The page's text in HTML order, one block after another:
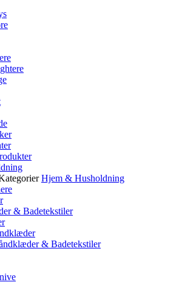
Hjem & Husholdning
& Badetekstiler
& Badetekstiler